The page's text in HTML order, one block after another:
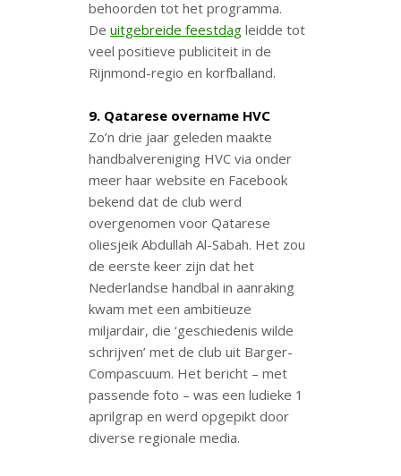
behoorden tot het programma.
De uitgebreide feestdag leidde tot
veel positieve publiciteit in de
Rijnmond-regio en korfballand.
9. Qatarese overname HVC
Zo’n drie jaar geleden maakte
handbalvereniging HVC via onder
meer haar website en Facebook
bekend dat de club werd
overgenomen voor Qatarese
oliesjeik Abdullah Al-Sabah. Het zou
de eerste keer zijn dat het
Nederlandse handbal in aanraking
kwam met een ambitieuze
miljardair, die ‘geschiedenis wilde
schrijven’ met de club uit Barger-
Compascuum. Het bericht – met
passende foto – was een ludieke 1
aprilgrap en werd opgepikt door
diverse regionale media.